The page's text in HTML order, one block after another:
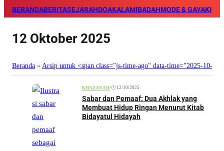
BERANDABERITASEJARAHDOAKALAMIBADAHMODE & GAYA
12 Oktober 2025
Beranda » Arsip untuk <span class="js-time-ago" data-time="2025-10-
KHAZANAH• 12/10/2025
Sabar dan Pemaaf: Dua Akhlak yang
Membuat Hidup Ringan Menurut Kitab
Bidayatul Hidayah